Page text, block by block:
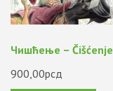
Чишћење – Čišćenje
900,00рсд